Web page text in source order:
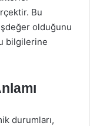
Bu
olduğunu
bilgilerine
durumları,